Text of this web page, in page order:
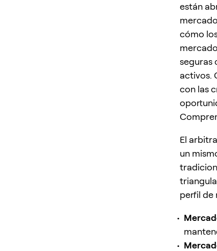
están
cómo
seguras
activos.
con las
El
un
perfil de